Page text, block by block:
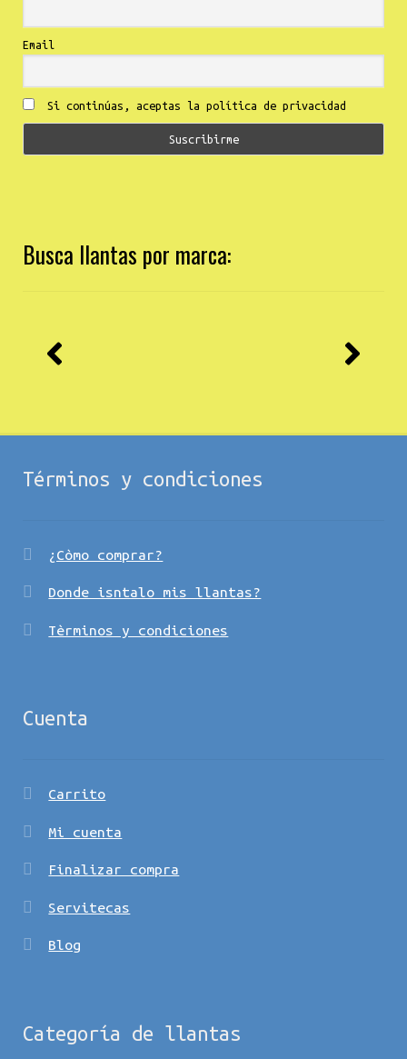
Email
Si continúas, aceptas la política de privacidad
Busca llantas por marca:
Términos y condiciones
¿Còmo comprar?
Donde isntalo mis llantas?
Tèrminos y condiciones
Cuenta
Carrito
Mi cuenta
Finalizar compra
Servitecas
Blog
Categoría de llantas